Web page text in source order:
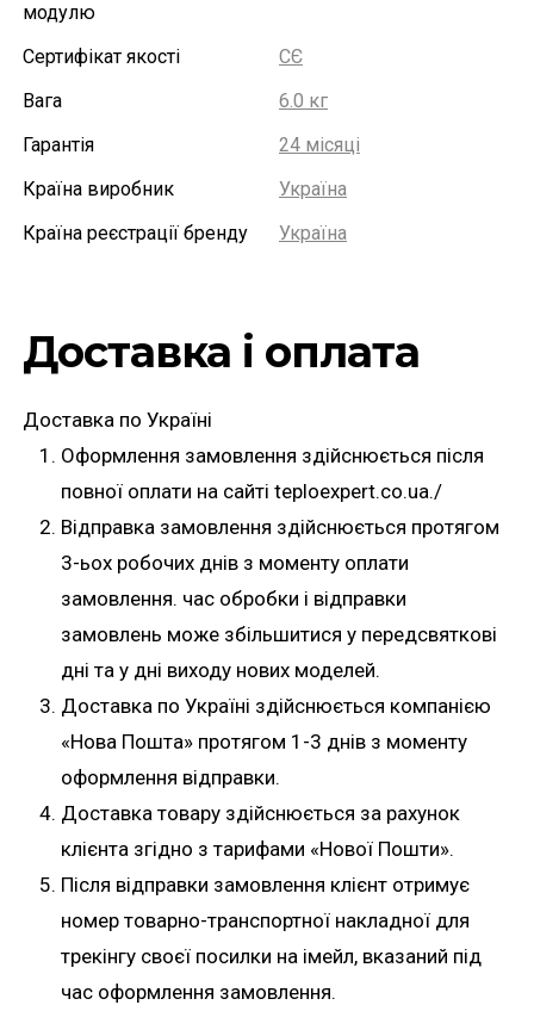
модулю
Сертифікат якості
СЄ
Вага
6.0 кг
Гарантія
24 місяці
Країна виробник
Україна
Країна реєстрації бренду
Україна
Доставка і оплата
Доставка по Україні
Оформлення замовлення здійснюється після
повної оплати на сайті teploexpert.co.ua./
Відправка замовлення здійснюється протягом
3-ьох робочих днів з моменту оплати
замовлення. час обробки і відправки
замовлень може збільшитися у передсвяткові
дні та у дні виходу нових моделей.
Доставка по Україні здійснюється компанією
«Нова Пошта» протягом 1-3 днів з моменту
оформлення відправки.
Доставка товару здійснюється за рахунок
клієнта згідно з тарифами «Нової Пошти».
Після відправки замовлення клієнт отримує
номер товарно-транспортної накладної для
трекінгу своєї посилки на імейл, вказаний під
час оформлення замовлення.